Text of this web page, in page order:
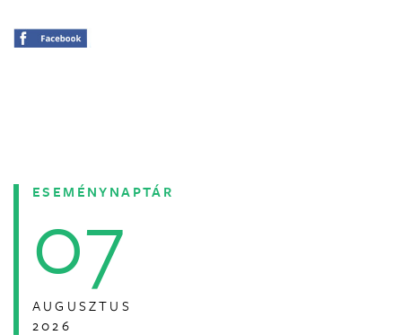
ESEMÉNYNAPTÁR
07
AUGUSZTUS
2026